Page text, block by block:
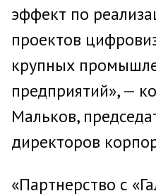
эффект по
проектов
крупных
предприятий», —
Мальков,
директоров
«Партнерство с